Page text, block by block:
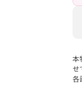
本
せ
各